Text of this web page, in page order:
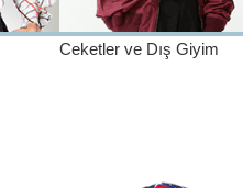
Ceketler ve Dış Giyim